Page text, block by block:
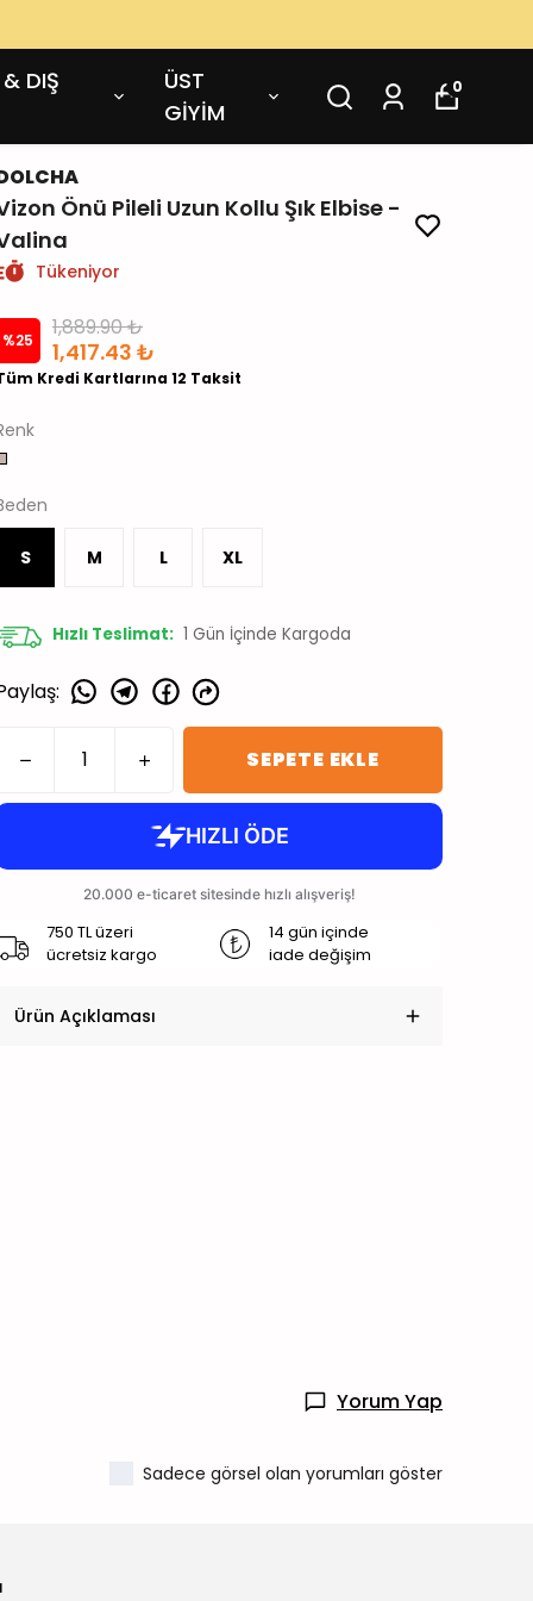
& DIŞ
ÜST
GİYİM
0
Önü Pileli Uzun Kollu Şık Elbise -
Tükeniyor
%25 1,889.90 ₺
1,417.43 ₺
Kredi Kartlarına 12 Taksit
S M L XL
Hızlı Teslimat: 1 Gün İçinde Kargoda
:
SEPETE EKLE
750 TL üzeri
ücretsiz kargo
14 gün içinde
iade değişim
Ürün Açıklaması
Yorum Yap
Sadece görsel olan yorumları göster